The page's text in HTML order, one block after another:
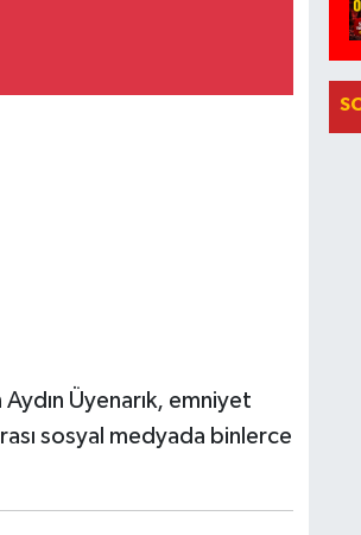
Üyenarık, emniyet
sosyal medyada binlerce